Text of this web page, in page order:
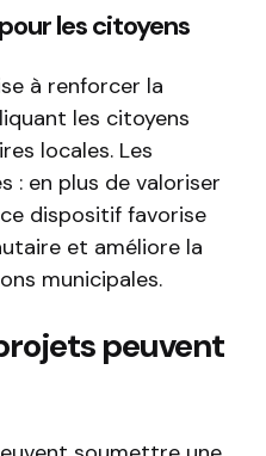
les citoyens
à renforcer la
les citoyens
locales. Les
: en plus de valoriser
dispositif favorise
et améliore la
municipales.
peuvent